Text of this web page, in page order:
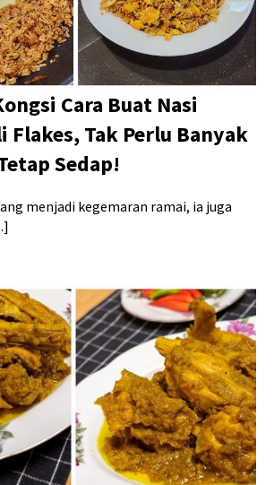
Cara Buat Nasi
Flakes, Tak Perlu Banyak
Sedap!
menjadi kegemaran ramai, ia juga